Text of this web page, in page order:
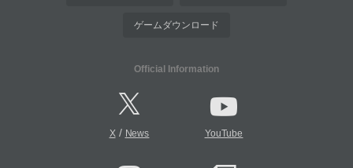
ゲームダウンロード
Official Information
X/ News YouTube